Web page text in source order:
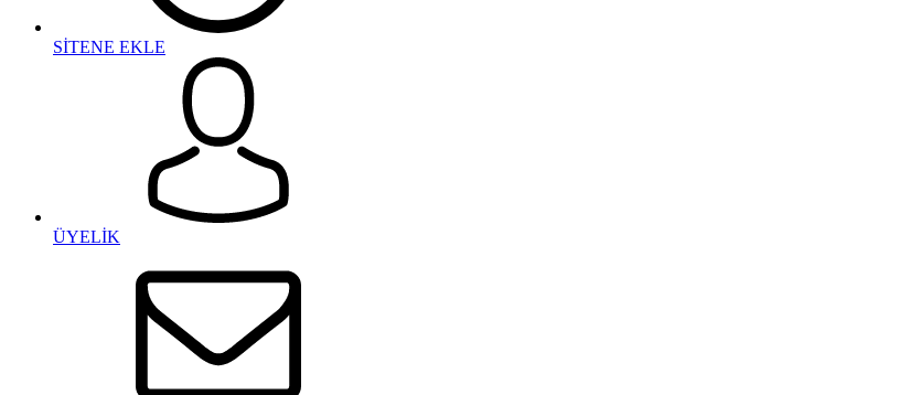
SİTENE EKLE
ÜYELİK